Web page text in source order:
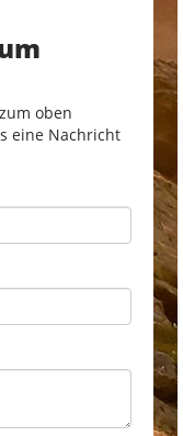
oben
eine Nachricht